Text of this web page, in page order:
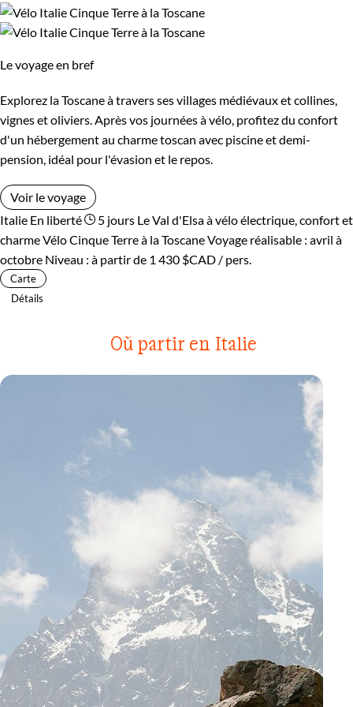
paysages époustouflants et une riche biodiversité à
explorer.
En dehors des Cinque Terre, la région voisine de la Toscane
pourrez explorer les villes d'art telles que San Gimignano,
Vinci, Pise, Sienne et Florence, toutes inscrites au patrimoine
mondial de l'UNESCO. La gastronomie toscane, les vins
également des raisons de visiter cette région magnifique.
En parcourant la "route des vins" en Toscane, vous pourrez
déguster les vins célèbres de la région et admirer les paysages
parsemés d'oliviers et de cyprès. À vélo, vous pourrez profiter
des chants des cigales et des doux rayons du soleil tout en
Cinque terre : voyage en
Guide de voyage Cinque Terre à la Toscane
Le voyage en bref
Explorez la Toscane à travers ses villages médiévaux et collines,
vignes et oliviers. Après vos journées à vélo, profitez du confort
d'un hébergement au charme toscan avec piscine et demi-
pension, idéal pour l'évasion et le repos.
Voir le voyage
Italie En liberté 5 jours Le Val d'Elsa à vélo électrique, confort et
charmeVélo Cinque Terre à la ToscaneVoyage réalisable : avril à
octobre Niveau : à partir de 1 430 $CAD / pers.
Carte
Détails
Où partir en Italie